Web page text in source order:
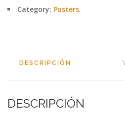
Category: Posters.
DESCRIPCIÓN
DESCRIPCIÓN